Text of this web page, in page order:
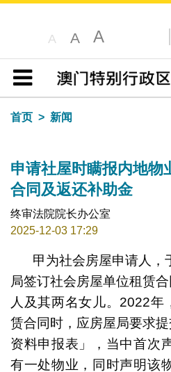
A A A
目录
首页
新闻
申请社屋时瞒报内地物
合同及返还补助金
终审法院院长办公室
2025-12-03 17:29
甲为社会房屋申请人，
局签订社会房屋单位租赁
人及其两名女儿。2022年
赁合同时，应房屋局要求
资料申报表」，当中首次
有一处物业，同时声明该